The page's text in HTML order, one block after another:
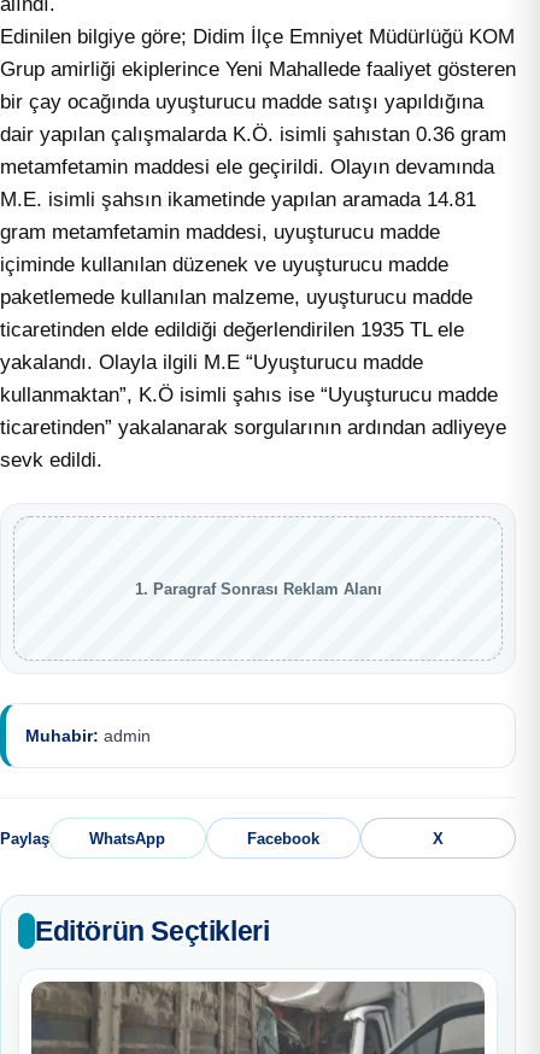
Edinilen bilgiye göre; Didim İlçe Emniyet Müdürlüğü KOM
Grup amirliği ekiplerince Yeni Mahallede faaliyet gösteren
bir çay ocağında uyuşturucu madde satışı yapıldığına
dair yapılan çalışmalarda K.Ö. isimli şahıstan 0.36 gram
metamfetamin maddesi ele geçirildi. Olayın devamında
M.E. isimli şahsın ikametinde yapılan aramada 14.81
gram metamfetamin maddesi, uyuşturucu madde
içiminde kullanılan düzenek ve uyuşturucu madde
paketlemede kullanılan malzeme, uyuşturucu madde
ticaretinden elde edildiği değerlendirilen 1935 TL ele
yakalandı. Olayla ilgili M.E “Uyuşturucu madde
kullanmaktan”, K.Ö isimli şahıs ise “Uyuşturucu madde
ticaretinden” yakalanarak sorgularının ardından adliyeye
sevk edildi.
1. Paragraf Sonrası Reklam Alanı
Muhabir: admin
Paylaş WhatsApp Facebook X
Editörün Seçtikleri